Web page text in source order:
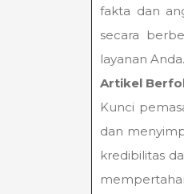
fakta dan
secara
layanan Anda.
Artikel
Kunci
dan
kredibilitas